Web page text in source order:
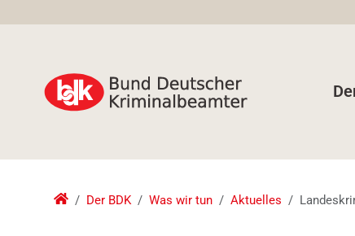
Der BDK Was wir tun Aktuelles